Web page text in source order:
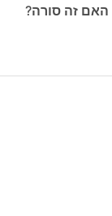
האם זה סורה?